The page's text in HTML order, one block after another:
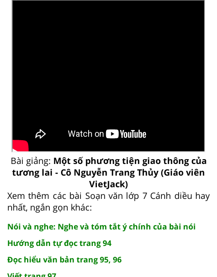
Bài giảng: Một số phương tiện giao thông của
tương lai - Cô Nguyễn Trang Thủy (Giáo viên
VietJack)
Xem thêm các bài Soạn văn lớp 7 Cánh diều hay
nhất, ngắn gọn khác:
Nói và nghe: Nghe và tóm tắt ý chính của bài nói
Hướng dẫn tự đọc trang 94
Đọc hiểu văn bản trang 95, 96